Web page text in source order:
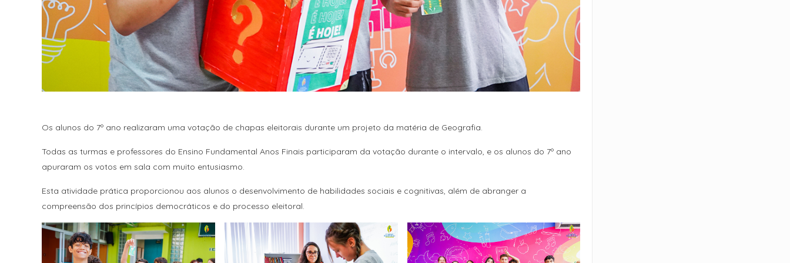
Os alunos do 7º ano realizaram uma votação de chapas eleitorais durante um projeto da matéria de Geografia.
Todas as turmas e professores do Ensino Fundamental Anos Finais participaram da votação durante o intervalo, e os alunos do 7º ano
apuraram os votos em sala com muito entusiasmo.
Esta atividade prática proporcionou aos alunos o desenvolvimento de habilidades sociais e cognitivas, além de abranger a
compreensão dos princípios democráticos e do processo eleitoral.